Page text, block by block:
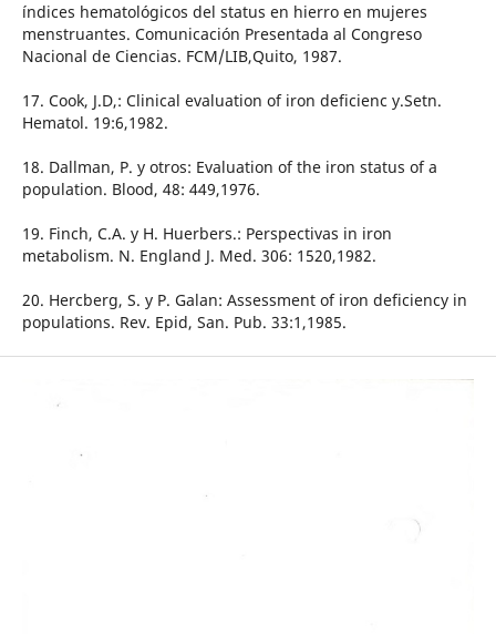
índices hematológicos del status en hierro en mujeres
menstruantes. Comunicación Presentada al Congreso
Nacional de Ciencias. FCM/LIB,Quito, 1987.
17. Cook, J.D,: Clinical evaluation of iron deficienc y.Setn.
Hematol. 19:6,1982.
18. Dallman, P. y otros: Evaluation of the iron status of a
population. Blood, 48: 449,1976.
19. Finch, C.A. y H. Huerbers.: Perspectivas in iron
metabolism. N. England J. Med. 306: 1520,1982.
20. Hercberg, S. y P. Galan: Assessment of iron deficiency in
populations. Rev. Epid, San. Pub. 33:1,1985.